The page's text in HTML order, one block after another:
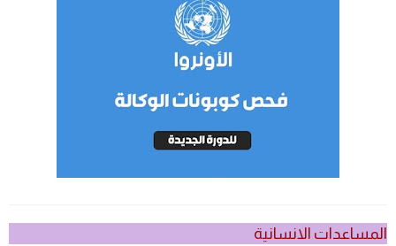
المساعدات الانسانية